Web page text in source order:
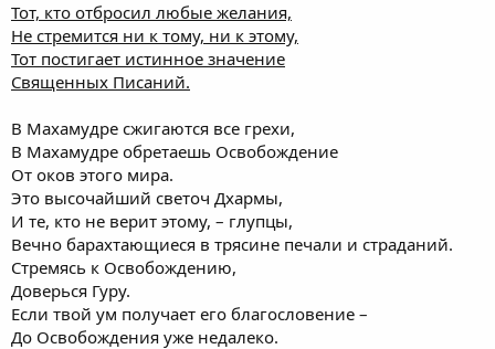
Тот, кто отбросил любые желания,
Не стремится ни к тому, ни к этому,
Тот постигает истинное значение
Священных Писаний.
В Махамудре сжигаются все грехи,
В Махамудре обретаешь Освобождение
От оков этого мира.
Это высочайший светоч Дхармы,
И те, кто не верит этому, – глупцы,
Вечно барахтающиеся в трясине печали и страданий.
Стремясь к Освобождению,
Доверься Гуру.
Если твой ум получает его благословение –
До Освобождения уже недалеко.